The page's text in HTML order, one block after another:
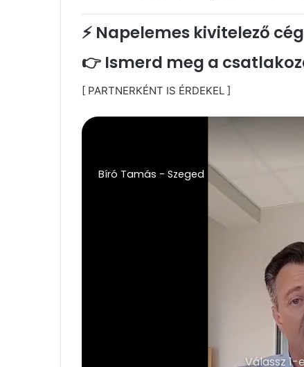
⚡ Napelemes kivitelező
👉 Ismerd meg a
[ PARTNERKÉNT IS ÉRDEKEL ]